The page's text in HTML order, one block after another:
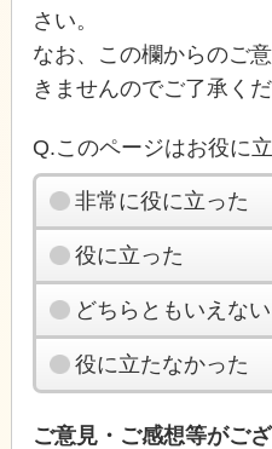
さい。
なお、この欄からのご
きませんのでご了承くだ
Q.このページはお役に
非常に役に立った
役に立った
どちらともいえない
役に立たなかった
ご意見・ご感想等がご